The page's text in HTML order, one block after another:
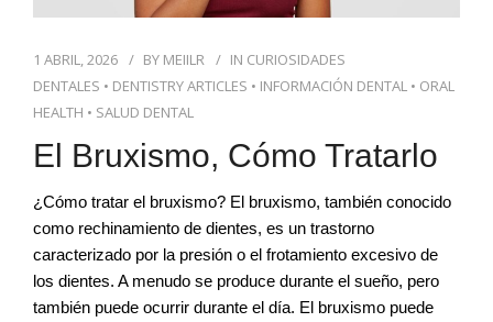
1 ABRIL, 2026 BY MEIILR IN CURIOSIDADES
DENTALES • DENTISTRY ARTICLES • INFORMACIÓN DENTAL • ORAL
HEALTH • SALUD DENTAL
El Bruxismo, Cómo Tratarlo
¿Cómo tratar el bruxismo? El bruxismo, también conocido
como rechinamiento de dientes, es un trastorno
caracterizado por la presión o el frotamiento excesivo de
los dientes. A menudo se produce durante el sueño, pero
también puede ocurrir durante el día. El bruxismo puede